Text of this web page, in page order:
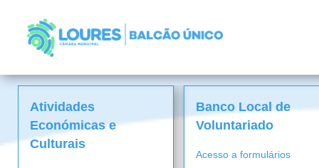
atendimento
Atividades
Económicas e
Culturais
Banco Local de
Voluntariado
Acesso a formulários